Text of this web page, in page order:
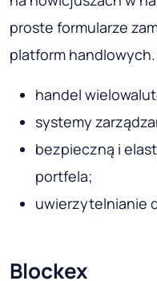
proste formularze
platform
handel
systemy
bezpieczną i
portfela;
uwierzytelnianie
Blockex